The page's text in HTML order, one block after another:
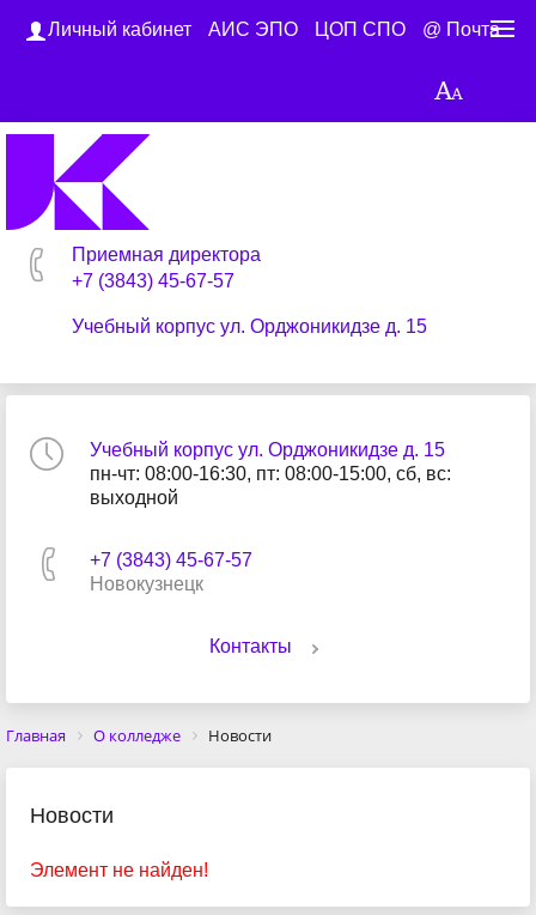
Личный кабинет АИС ЭПО ЦОП СПО @ Почта
Приемная директора
+7 (3843) 45-67-57
Учебный корпус ул. Орджоникидзе д. 15
Учебный корпус ул. Орджоникидзе д. 15
пн-чт: 08:00-16:30, пт: 08:00-15:00, сб, вс:
выходной
+7 (3843) 45-67-57
Новокузнецк
Контакты
Главная О колледже Новости
Новости
Элемент не найден!